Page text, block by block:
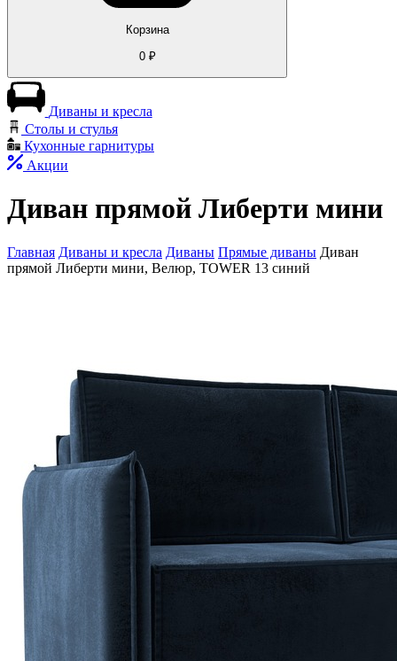
Корзина
0₽
Диваны и кресла
Столы и стулья
Кухонные гарнитуры
Акции
Диван прямой Либерти мини
Главная Диваны и кресла Диваны Прямые диваны Диван
прямой Либерти мини, Велюр, TOWER 13 синий